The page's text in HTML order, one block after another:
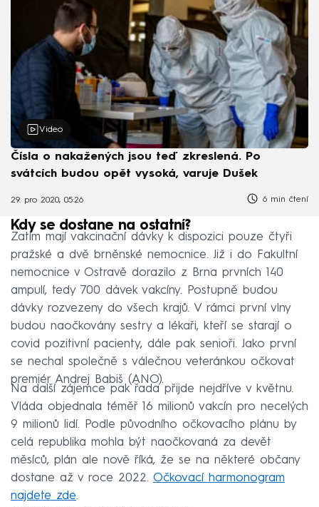
Video
Čísla o nakažených jsou teď zkreslená. Po
svátcích budou opět vysoká, varuje Dušek
29. pro 2020, 05:26 6 min čtení
Kdy se dostane na ostatní?
Zatím mají vakcinační dávky k dispozici pouze čtyři
pražské a dvě brněnské nemocnice. Již i do Fakultní
nemocnice v Ostravě dorazilo z Brna prvních 140
ampulí, tedy 700 dávek vakcíny. Postupně budou
dávky rozvezeny do všech krajů. V rámci první vlny
budou naočkovány sestry a lékaři, kteří se starají o
covid pozitivní pacienty, dále pak senioři. Jako první
se nechal společně s válečnou veteránkou očkovat
premiér Andrej Babiš (ANO).
Na další zájemce pak řada přijde nejdříve v květnu.
Vláda objednala téměř 16 milionů vakcín pro necelých
9 milionů lidí. Podle původního očkovacího plánu by
celá republika mohla být naočkovaná za devět
měsíců, plán ale nově říká, že se na některé občany
dostane až v roce 2022. Očkovací harmonogram
najdete zde.